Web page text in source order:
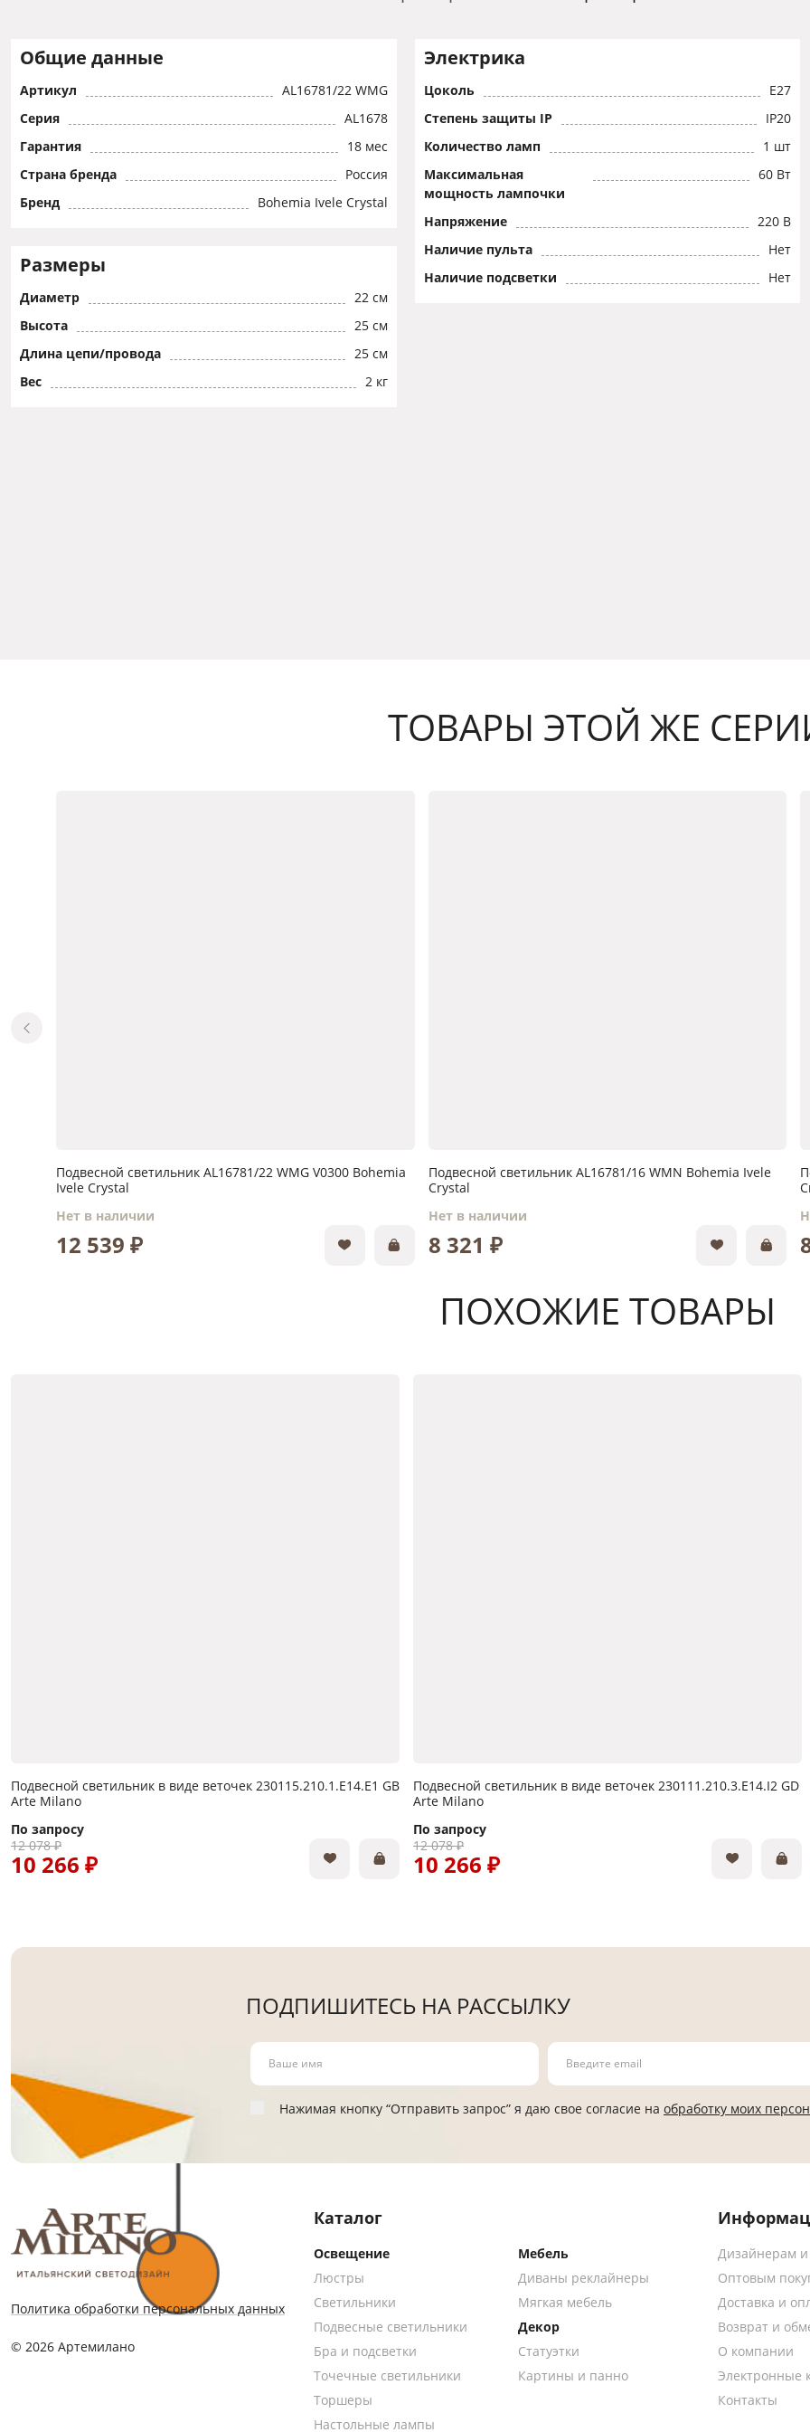
Общие данные
Артикул
AL16781/22 WMG
Серия
AL1678
Гарантия
18 мес
Страна бренда
Россия
Бренд
Bohemia Ivele Crystal
Размеры
Диаметр
22 см
Высота
25 см
Длина цепи/провода
25 см
Вес
2 кг
Электрика
Цоколь
E27
Степень защиты IP
IP20
Количество ламп
1 шт
Максимальная
мощность лампочки
60 Вт
Напряжение
220 В
Наличие пульта
Нет
Наличие подсветки
Нет
ТОВАРЫ ЭТОЙ ЖЕ
Подвесной светильник AL16781/22 WMG V0300 Bohemia
Ivele Crystal
Нет в наличии
12 539 ₽
Подвесной светильник AL16781/16 WMN Bohemia Ivele
Crystal
Нет в наличии
8 321 ₽
ПОХОЖИЕ ТОВАРЫ
Подвесной светильник в виде веточек 230115.210.1.E14.E1 GB
Arte Milano
По запросу
12 078 ₽
10 266 ₽
Подвесной светильник в виде веточек 230111.210.3.E14.I2 GD
Arte Milano
По запросу
12 078 ₽
10 266 ₽
ПОДПИШИТЕСЬ НА РАССЫЛКУ
Нажимая кнопку “Отправить запрос” я даю свое согласие на обработку моих
Политика обработки персональных данных
© 2026 Артемилано
Каталог
Освещение
Люстры
Светильники
Подвесные светильники
Бра и подсветки
Точечные светильники
Торшеры
Настольные лампы
Мебель
Диваны реклайнеры
Мягкая мебель
Декор
Статуэтки
Картины и панно
Дизайнерам и
Оптовым
Доставка и
Возврат и
О компании
Электронные
Контакты